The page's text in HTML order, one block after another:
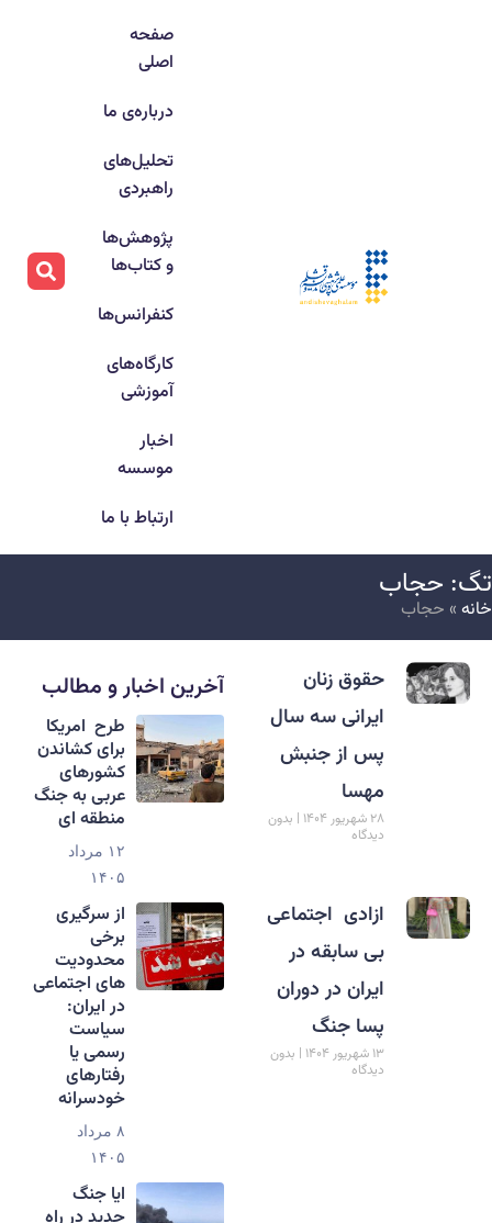
صفحه
اصلی
درباره‌ی ما
تحلیل‌های
راهبردی
پژوهش‌ها
و کتاب‌ها
کنفرانس‌ها
کارگاه‌های
آموزشی
اخبار
موسسه
ارتباط با ما
حجاب
» حجاب
حقوق زنان
ایرانی سه سال
پس از جنبش
مهسا
۲۸ شهریور ۱۴۰۴
بدون
دیدگاه
ازادی اجتماعی
بی سابقه در
ایران در دوران
پسا جنگ
۱۳ شهریور ۱۴۰۴
بدون
دیدگاه
آخرین اخبار و مطالب
طرح امریکا
برای کشاندن
کشورهای
عربی به جنگ
منطقه ای
۱۲ مرداد
۱۴۰۵
از سرگیری
برخی
محدودیت
های اجتماعی
در ایران:
سیاست
رسمی یا
رفتارهای
خودسرانه
۸ مرداد
۱۴۰۵
ایا جنگ